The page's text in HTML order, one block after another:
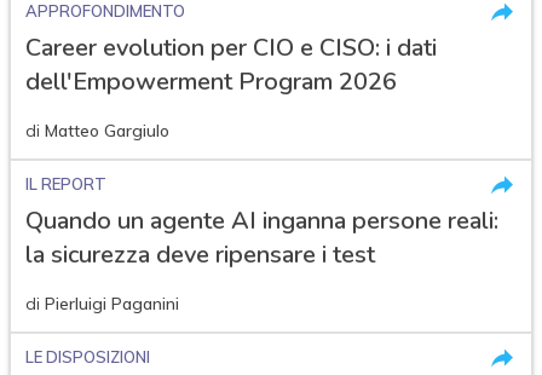
APPROFONDIMENTO
Career evolution per CIO e CISO: i dati
dell'Empowerment Program 2026
di Matteo Gargiulo
IL REPORT
Quando un agente AI inganna persone reali:
la sicurezza deve ripensare i test
di Pierluigi Paganini
LE DISPOSIZIONI